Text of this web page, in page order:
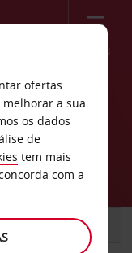
Menu
COMERCIAIS
ofertas
a sua
os dados
de
tem mais
com a